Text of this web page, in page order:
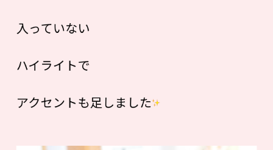
入っていない
ハイライトで
アクセントも足しました